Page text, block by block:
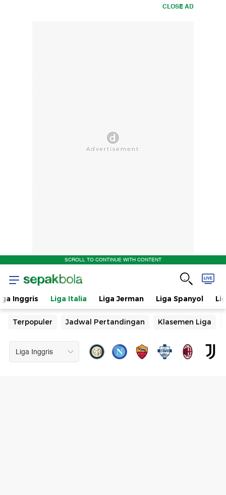
CLOSE AD
SCROLL TO CONTINUE WITH CONTENT
Inggris Liga Italia Liga Jerman Liga Spanyol
Terpopuler Jadwal Pertandingan Klasemen Liga